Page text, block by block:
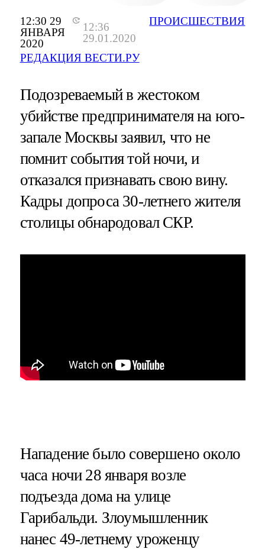
12:30 29
ЯНВАРЯ
2020
12:36
29.01.2020
РЕДАКЦИЯ ВЕСТИ.РУ
ПРОИСШЕСТВИЯ
Подозреваемый в жестоком
убийстве предпринимателя на юго-
запале Москвы заявил, что не
помнит события той ночи, и
отказался признавать свою вину.
Кадры допроса 30-летнего жителя
столицы обнародовал СКР.
Нападение было совершено около
часа ночи 28 января возле
подъезда дома на улице
Гарибальди. Злоумышленник
нанес 49-летнему уроженцу